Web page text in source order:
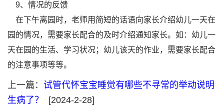
9、情况的反馈
在下午离园时，老师用简短的话语向家长介绍幼儿一天在
园的情况，需要家长配合的及时介绍通知家长。如：幼儿一
天在园的生活、学习状况；幼儿该天的作业，需要家长配合
的注意事项等等。
上一篇： 试管代怀宝宝睡觉有哪些不寻常的举动说明
生病了？
[2024-2-28]